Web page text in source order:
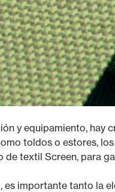
y equipamiento, hay
toldos o estores,
de textil Screen, para
es importante tanto la